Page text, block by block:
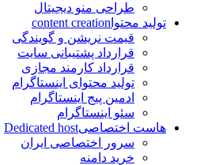
طراحی منو دیجیتال
تولید محتوا content creation
قیمت نریشن و گویندگی
قرارداد پشتیبانی سایت
قرارداد کارمند مجازی
تولید محتوای اینستاگرام
ادمین پیج اینستاگرام
سئو اینستاگرام
هاست اختصاصیDedicated host
سرور اختصاصی ایران
خرید دامنه